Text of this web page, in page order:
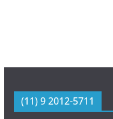
(11) 9 2012-5711